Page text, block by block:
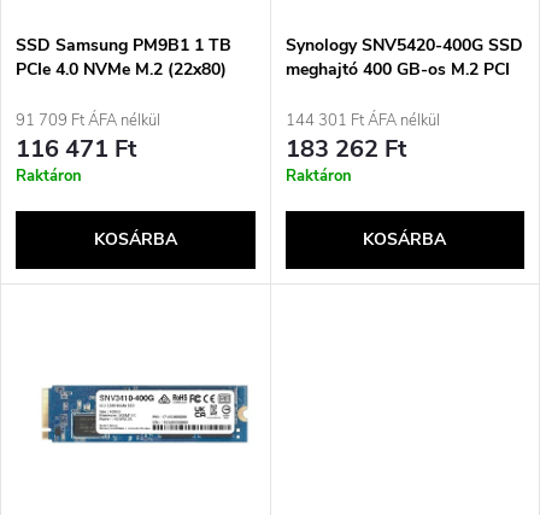
e
k
r
n
é
k
e
k
l
SSD Samsung PM9B1 1 TB
PCIe 4.0 NVMe M.2 (22x80)
91 709 Ft ÁFA nélkül
116 471 Ft
Raktáron
KOSÁRBA
Synology SNV5420-400G SSD
meghajtó 400 GB-os M.2 PCI
144 301 Ft ÁFA nélkül
183 262 Ft
Raktáron
KOSÁRBA